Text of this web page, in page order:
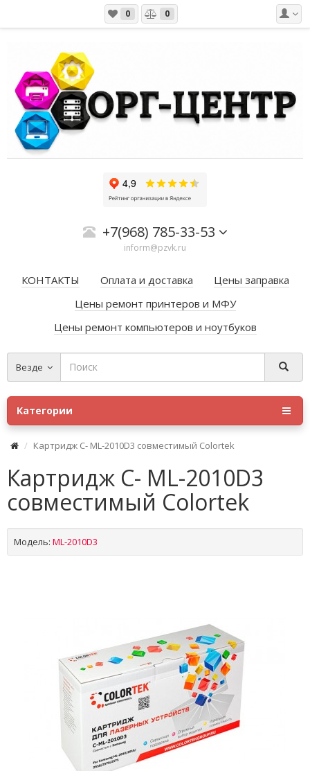
0 0
+7(968) 785-33-53
inform@pzvk.ru
КОНТАКТЫ Оплата и доставка
Цены заправка
Цены ремонт принтеров и МФУ
Цены ремонт компьютеров и ноутбуков
Везде
Категории
Картридж C- ML-2010D3 совместимый Colortek
Картридж C- ML-2010D3
совместимый Colortek
Модель: ML-2010D3